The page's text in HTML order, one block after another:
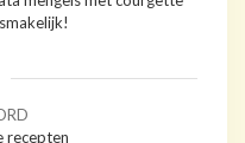
recepten